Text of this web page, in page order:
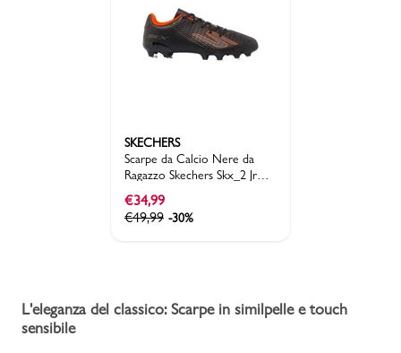
SKECHERS
Scarpe da Calcio Nere da
Ragazzo Skechers Skx_2 Jr
€34,99
€49,99 -30%
L'eleganza del classico: Scarpe in similpelle e touch
sensibile